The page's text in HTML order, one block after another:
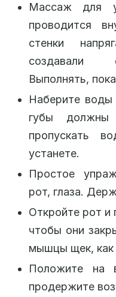
Массаж для
проводится
стенки
создавали
Выполнять,
Наберите воды
губы
пропускать
устанете.
Простое
рот, глаза.
Откройте рот и
чтобы они
мышцы щек, как
Положите на
продержите